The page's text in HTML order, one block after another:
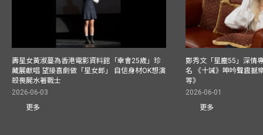
壽星女黃淑蔓為香港電影資料館「幸會25歲」珍
藏展獻唱 望接喜劇做「星女郎」 自信身材OK想演
殺喪屍水著戰士
2026-06-03
更多
鄭秀文「星塵55」深情
名 《十誡》呻吟聲震撼
等》
2026-06-01
更多